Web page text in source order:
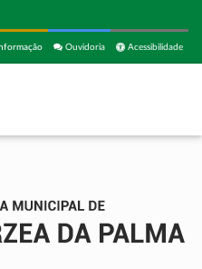
Acessibilidade
Ouvidoria